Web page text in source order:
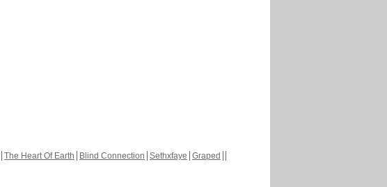
The Heart Of Earth Blind Connection Sethxfaye Graped